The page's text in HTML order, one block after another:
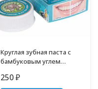
Круглая зубная паста с
бамбуковым углем
250₽